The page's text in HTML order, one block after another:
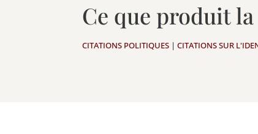
Ce que produit
CITATIONS POLITIQUES |CITATIONS SUR